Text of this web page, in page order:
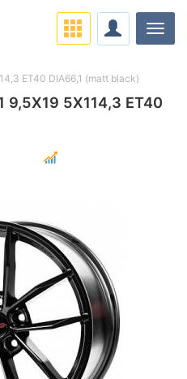
9,5X19 5X114,3 ET40
ET40 DIA66,1 (matt black)